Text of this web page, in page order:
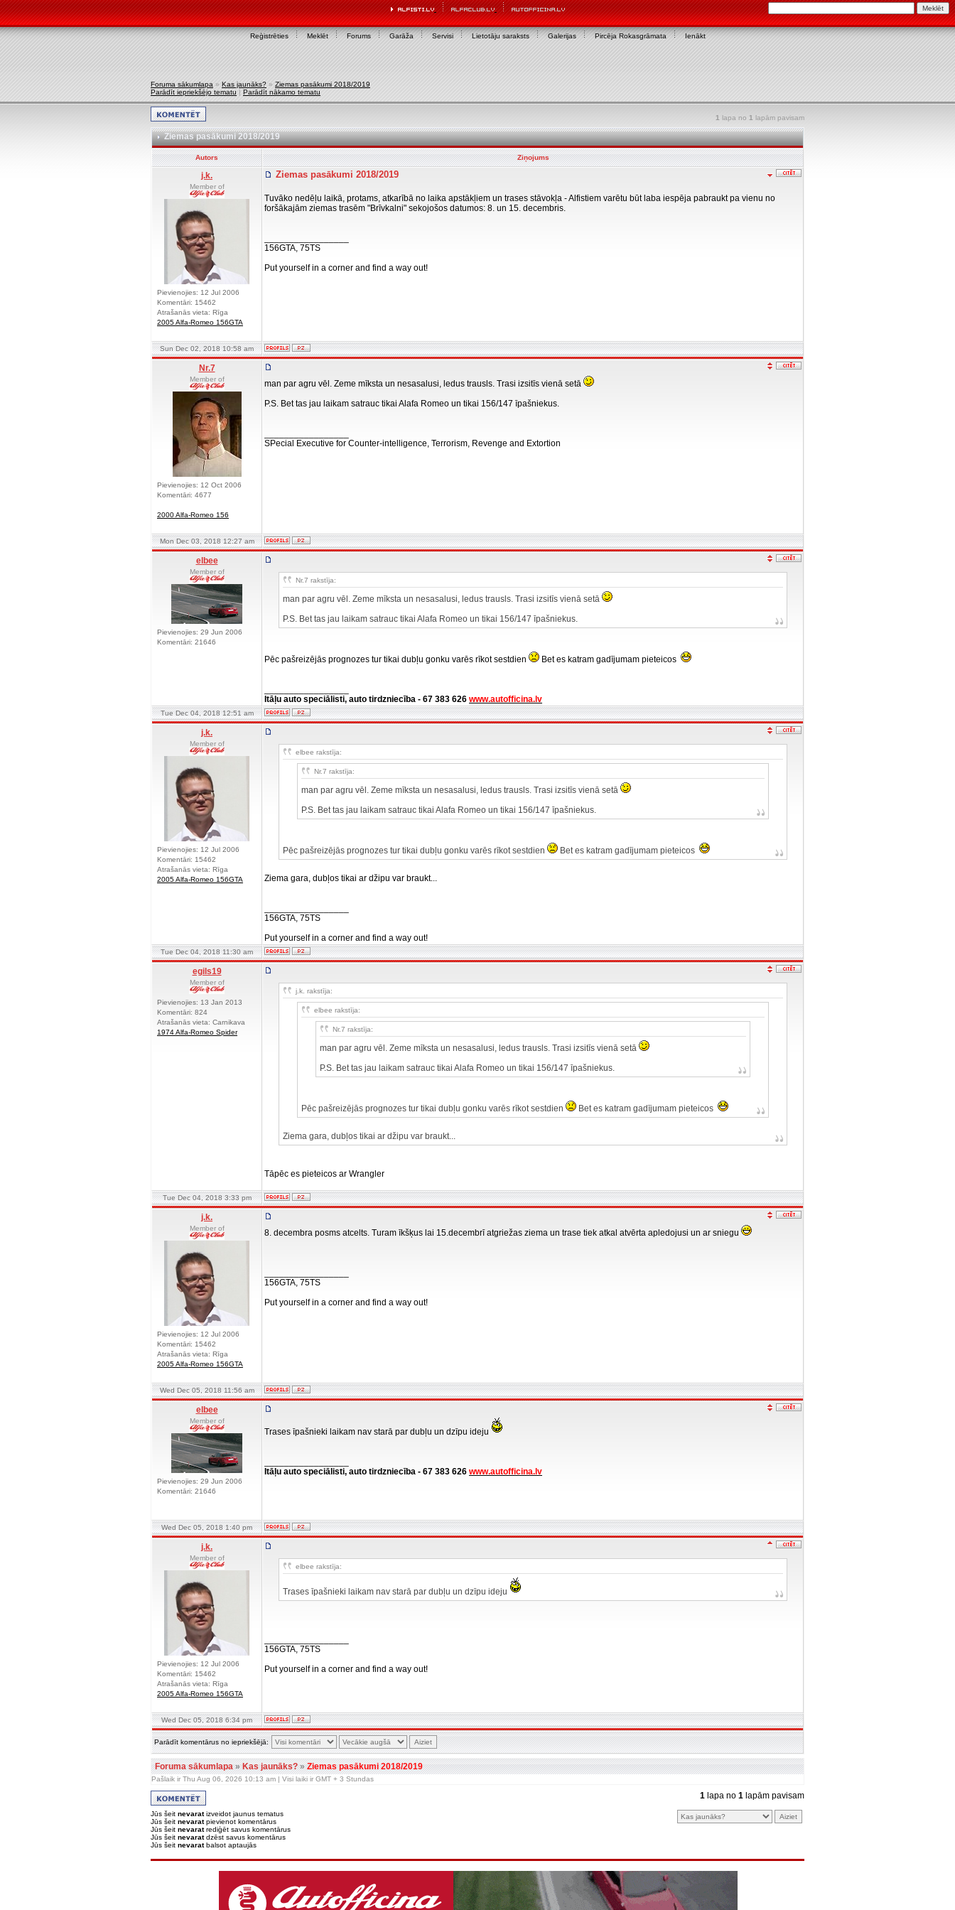
Reģistrēties Meklēt Forums Garāža Servisi Lietotāju saraksts Galerijas Pircēja Rokasgrāmata Ienākt
Foruma sākumlapa » Kas jaunāks? » Ziemas pasākumi 2018/2019
Parādīt iepriekšējo tematu | Parādīt nākamo tematu
1 lapa no 1 lapām pavisam
Ziemas pasākumi 2018/2019
Autors Ziņojums
j.k.
Member of
Pievienojies: 12 Jul 2006
Komentāri: 15462
Atrašanās vieta: Rīga
2005 Alfa-Romeo 156GTA
Ziemas pasākumi 2018/2019
Tuvāko nedēļu laikā, protams, atkarībā no laika apstākļiem un trases stāvokļa - Alfistiem varētu būt laba iespēja pabraukt pa vienu no
foršākajām ziemas trasēm "Brīvkalni" sekojošos datumos: 8. un 15. decembris.
156GTA, 75TS
Put yourself in a corner and find a way out!
Sun Dec 02, 2018 10:58 am
Nr.7
Member of
Pievienojies: 12 Oct 2006
Komentāri: 4677
2000 Alfa-Romeo 156
man par agru vēl. Zeme mīksta un nesasalusi, ledus trausls. Trasi izsitīs vienā setā
P.S. Bet tas jau laikam satrauc tikai Alafa Romeo un tikai 156/147 īpašniekus.
SPecial Executive for Counter-intelligence, Terrorism, Revenge and Extortion
Mon Dec 03, 2018 12:27 am
elbee
Member of
Pievienojies: 29 Jun 2006
Komentāri: 21646
Nr.7 rakstīja:
man par agru vēl. Zeme mīksta un nesasalusi, ledus trausls. Trasi izsitīs vienā setā
P.S. Bet tas jau laikam satrauc tikai Alafa Romeo un tikai 156/147 īpašniekus.
Pēc pašreizējās prognozes tur tikai dubļu gonku varēs rīkot sestdien Bet es katram gadījumam pieteicos
Itāļu auto speciālisti, auto tirdzniecība - 67 383 626 www.autofficina.lv
Tue Dec 04, 2018 12:51 am
j.k.
Member of
Pievienojies: 12 Jul 2006
Komentāri: 15462
Atrašanās vieta: Rīga
2005 Alfa-Romeo 156GTA
elbee rakstīja:
Nr.7 rakstīja:
man par agru vēl. Zeme mīksta un nesasalusi, ledus trausls. Trasi izsitīs vienā setā
P.S. Bet tas jau laikam satrauc tikai Alafa Romeo un tikai 156/147 īpašniekus.
Pēc pašreizējās prognozes tur tikai dubļu gonku varēs rīkot sestdien Bet es katram gadījumam pieteicos
Ziema gara, dubļos tikai ar džipu var braukt...
156GTA, 75TS
Put yourself in a corner and find a way out!
Tue Dec 04, 2018 11:30 am
egils19
Member of
Pievienojies: 13 Jan 2013
Komentāri: 824
Atrašanās vieta: Carnikava
1974 Alfa-Romeo Spider
j.k. rakstīja:
elbee rakstīja:
Nr.7 rakstīja:
man par agru vēl. Zeme mīksta un nesasalusi, ledus trausls. Trasi izsitīs vienā setā
P.S. Bet tas jau laikam satrauc tikai Alafa Romeo un tikai 156/147 īpašniekus.
Pēc pašreizējās prognozes tur tikai dubļu gonku varēs rīkot sestdien Bet es katram gadījumam pieteicos
Ziema gara, dubļos tikai ar džipu var braukt...
Tāpēc es pieteicos ar Wrangler
Tue Dec 04, 2018 3:33 pm
j.k.
Member of
Pievienojies: 12 Jul 2006
Komentāri: 15462
Atrašanās vieta: Rīga
2005 Alfa-Romeo 156GTA
8. decembra posms atcelts. Turam īkšķus lai 15.decembrī atgriežas ziema un trase tiek atkal atvērta apledojusi un ar sniegu
156GTA, 75TS
Put yourself in a corner and find a way out!
Wed Dec 05, 2018 11:56 am
elbee
Member of
Pievienojies: 29 Jun 2006
Komentāri: 21646
Trases īpašnieki laikam nav starā par dubļu un dzīpu ideju
Itāļu auto speciālisti, auto tirdzniecība - 67 383 626 www.autofficina.lv
Wed Dec 05, 2018 1:40 pm
j.k.
Member of
Pievienojies: 12 Jul 2006
Komentāri: 15462
Atrašanās vieta: Rīga
2005 Alfa-Romeo 156GTA
elbee rakstīja:
Trases īpašnieki laikam nav starā par dubļu un dzīpu ideju
156GTA, 75TS
Put yourself in a corner and find a way out!
Wed Dec 05, 2018 6:34 pm
Parādīt komentārus no iepriekšējā:
Foruma sākumlapa»Kas jaunāks?»Ziemas pasākumi 2018/2019
Pašlaik ir Thu Aug 06, 2026 10:13 am | Visi laiki ir GMT + 3 Stundas
1 lapa no 1 lapām pavisam
Jūs šeit nevaratizveidot jaunus tematus
Jūs šeit nevaratpievienot komentārus
Jūs šeit nevaratrediģēt savus komentārus
Jūs šeit nevaratdzēst savus komentārus
Jūs šeit nevaratbalsot aptaujās